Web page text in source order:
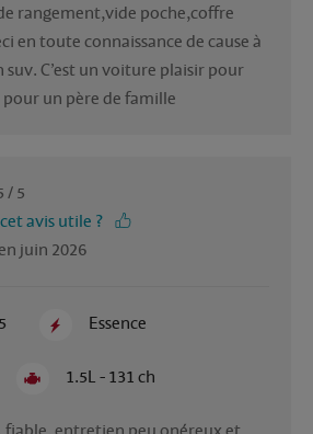
rangement,vide poche,coffre
en toute connaissance de cause à
suv. C’est un voiture plaisir pour
un père de famille
/ 5
avis utile ?
juin 2026
Essence
1.5L - 131 ch